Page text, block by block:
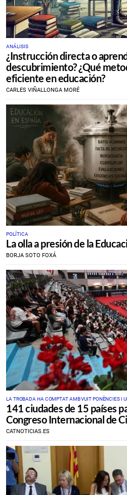
ANÁLISIS
¿Instrucción directa o
descubrimiento? ¿Qué
eficiente en educación?
CARLES VIÑALLONGA MORÉ
POLÍTICA
La olla a presión de la
BORJA SOTO FOXÁ
LA TROBADA HA COMPTAT AMB VUIT PONÈNCIES I
141 ciudades de 15 países
Congreso Internacional de
CATNOTICIAS.ES